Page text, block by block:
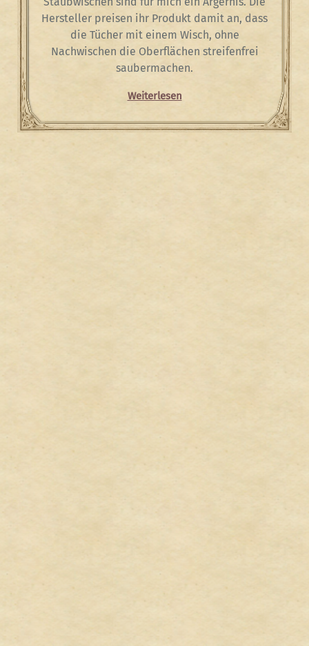
Hersteller preisen ihr Produkt damit an, dass
die Tücher mit einem Wisch, ohne
Nachwischen die Oberflächen streifenfrei
saubermachen.
Weiterlesen